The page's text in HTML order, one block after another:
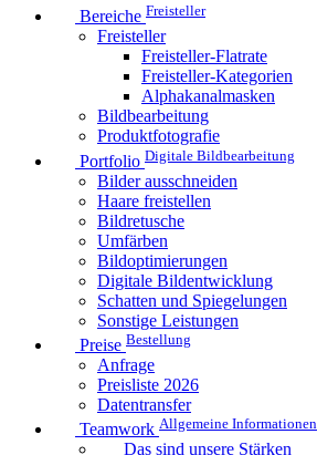
Bereiche Freisteller
Freisteller
Freisteller-Flatrate
Freisteller-Kategorien
Alphakanalmasken
Bildbearbeitung
Produktfotografie
Portfolio Digitale Bildbearbeitung
Bilder ausschneiden
Haare freistellen
Bildretusche
Umfärben
Bildoptimierungen
Digitale Bildentwicklung
Schatten und Spiegelungen
Sonstige Leistungen
Preise Bestellung
Anfrage
Preisliste 2026
Datentransfer
Teamwork Allgemeine Informationen
Das sind unsere Stärken